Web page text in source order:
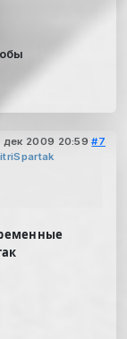
дек 2009 20:59 #7